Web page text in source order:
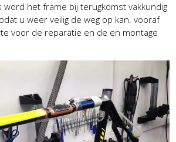
word het frame bij terugkomst vakkundig
u weer veilig de weg op kan. vooraf
voor de reparatie en de en montage